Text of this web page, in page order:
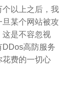
个以上之后，我
某个网站被攻
这是不容忽视
DDos高防服务
花费的一切心